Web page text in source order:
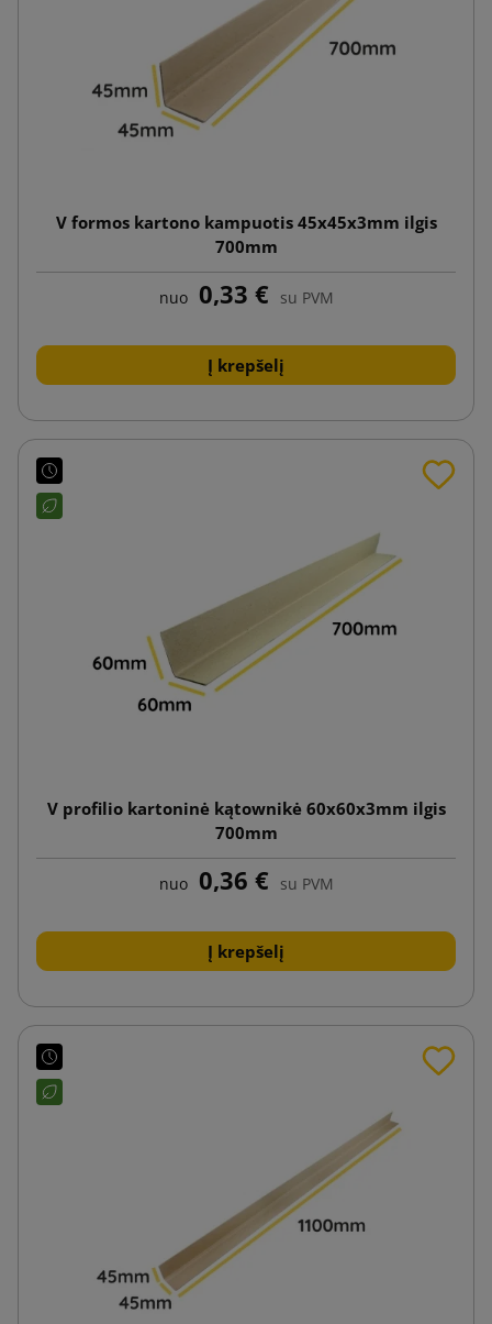
V formos kartono kampuotis 45x45x3mm ilgis
700mm
nuo 0,33 € su PVM
Į krepšelį
V profilio kartoninė kątownikė 60x60x3mm ilgis
700mm
nuo 0,36 € su PVM
Į krepšelį